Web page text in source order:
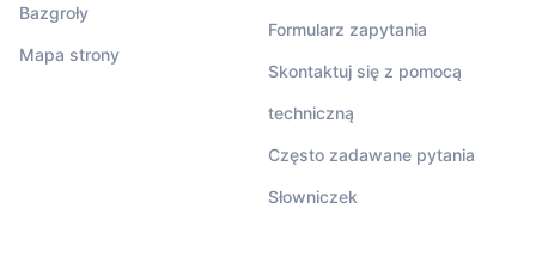
Bazgroły
Mapa strony
Formularz zapytania
Skontaktuj się z pomocą
techniczną
Często zadawane pytania
Słowniczek